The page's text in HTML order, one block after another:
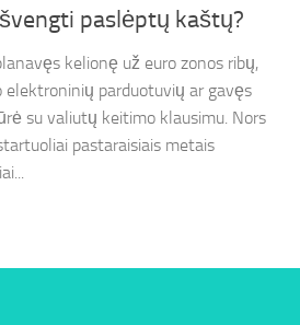
paslėptų kaštų?
kelionę už euro zonos ribų,
elektroninių parduotuvių ar gavęs
su valiutų keitimo klausimu. Nors
pastaraisiais metais